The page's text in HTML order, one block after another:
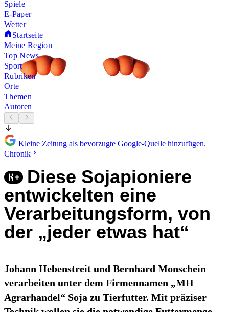
Spiele
E-Paper
Wetter
Startseite
Meine Region
Top News
Sport
Rubriken
Orte
Themen
Autoren
Kleine Zeitung als bevorzugte Google-Quelle hinzufügen.
Chronik
Diese Sojapioniere
entwickelten eine
Verarbeitungsform, von
der „jeder etwas hat“
Johann Hebenstreit und Bernhard Monschein
verarbeiten unter dem Firmennamen „MH
Agrarhandel“ Soja zu Tierfutter. Mit präziser